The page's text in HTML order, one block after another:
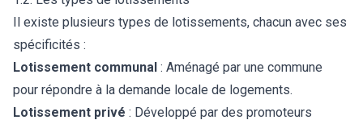
Il existe plusieurs types de lotissements, chacun avec ses
spécificités :
Lotissement communal : Aménagé par une commune
pour répondre à la demande locale de logements.
Lotissement privé : Développé par des promoteurs